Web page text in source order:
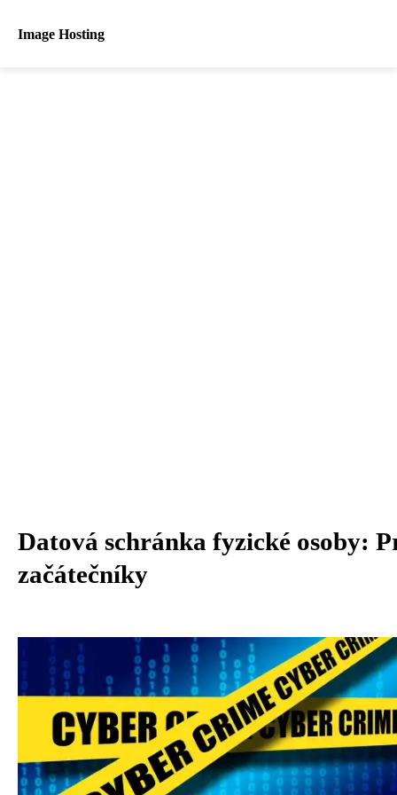
Image Hosting
Datová schránka fyzické osoby:
začátečníky